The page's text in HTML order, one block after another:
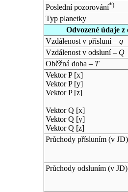
Poslední pozorování*)
Typ planetky
Odvozené údaje
Vzdálenost v přísluní – q
Vzdálenost v odsluní – Q
Oběžná doba – T
Vektor P [x]
Vektor P [y]
Vektor P [z]
Vektor Q [x]
Vektor Q [y]
Vektor Q [z]
Průchody přísluním (v JD)
Průchody odsluním (v JD)